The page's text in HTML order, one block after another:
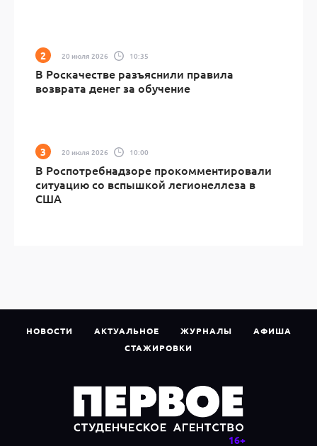
20 июля 2026 10:35
В Роскачестве разъяснили правила
возврата денег за обучение
20 июля 2026 10:00
В Роспотребнадзоре прокомментировали
ситуацию со вспышкой легионеллеза в
США
НОВОСТИ АКТУАЛЬНОЕ ЖУРНАЛЫ
АФИША
СТАЖИРОВКИ